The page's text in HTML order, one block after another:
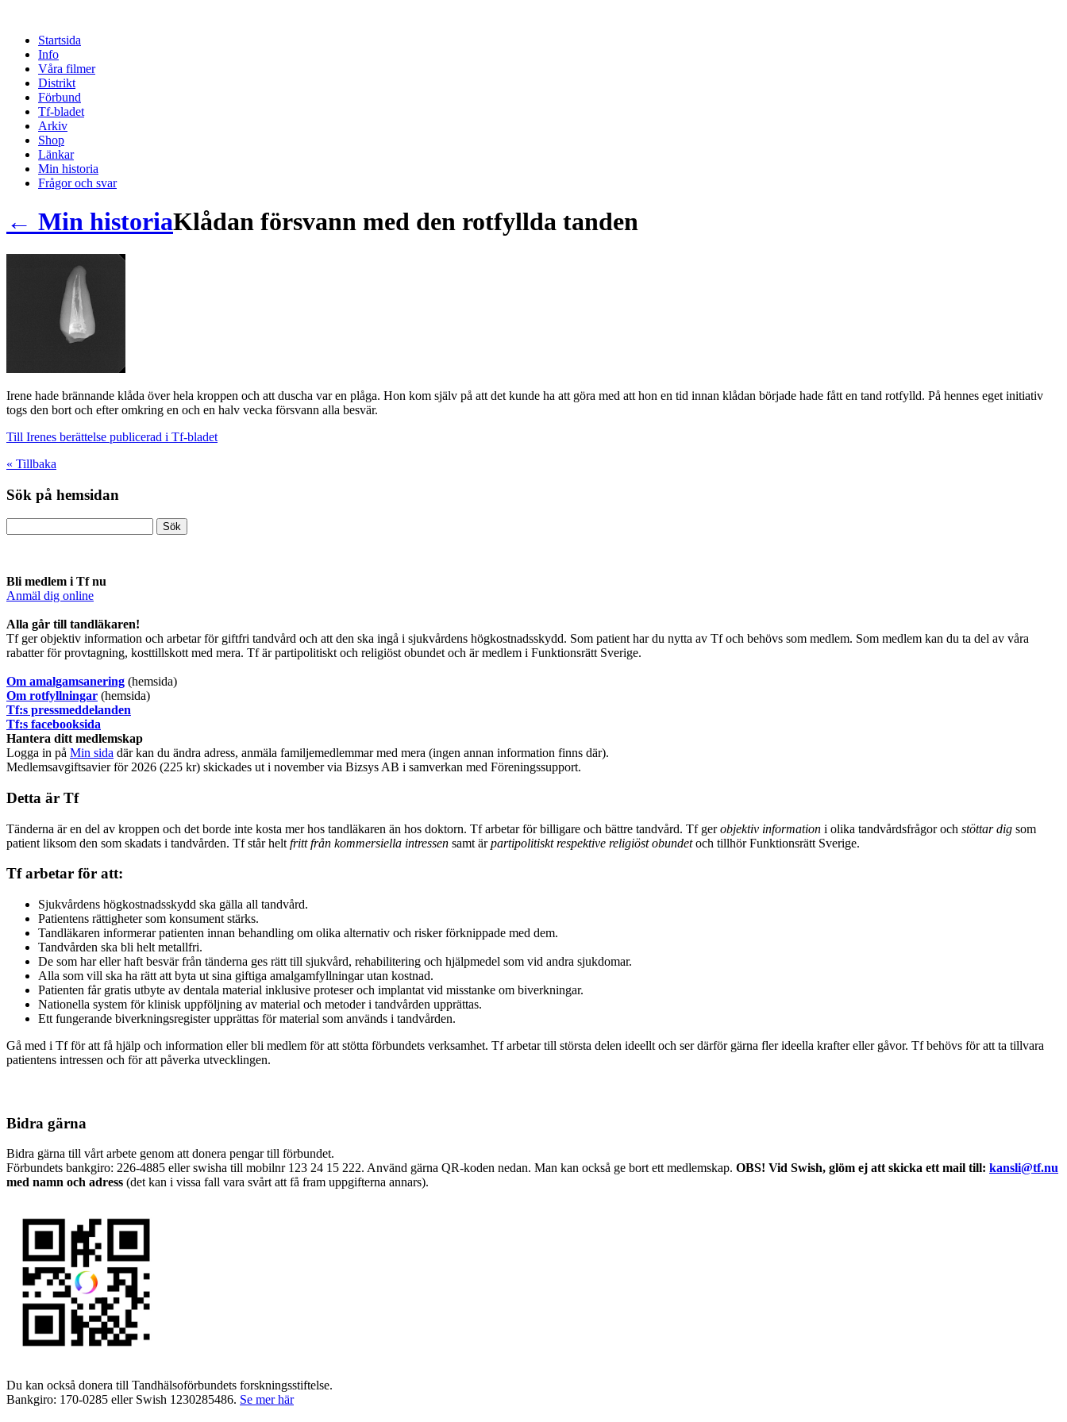
Startsida
Info
Våra filmer
Distrikt
Förbund
Tf-bladet
Arkiv
Shop
Länkar
Min historia
Frågor och svar
← Min historiaKlådan försvann med den rotfyllda tanden
Irene hade brännande klåda över hela kroppen och att duscha var en plåga. Hon kom själv på att det kunde ha att göra med att hon en tid innan klådan började hade fått en tand rotfylld. På hennes eget initiativ
togs den bort och efter omkring en och en halv vecka försvann alla besvär.
Till Irenes berättelse publicerad i Tf-bladet
« Tillbaka
Sök på hemsidan
Bli medlem i Tf nu
Anmäl dig online
​Alla går till tandläkaren!
Tf ger objektiv information och arbetar för giftfri tandvård och att den ska ingå i sjukvårdens högkostnadsskydd. Som patient har du nytta av Tf och behövs som medlem. Som medlem kan du ta del av våra
rabatter för provtagning, kosttillskott med mera. Tf är partipolitiskt och religiöst obundet och är medlem i Funktionsrätt Sverige.
Om amalgamsanering (hemsida)
Om rotfyllningar (hemsida)
​Tf:s pressmeddelanden
Tf:s facebooksida
Hantera ditt medlemskap
Logga in på Min sida där kan du ändra adress, anmäla familjemedlemmar med mera (ingen annan information finns där).
Medlemsavgiftsavier för 2026 (225 kr) skickades ut i november via Bizsys AB i samverkan med Föreningssupport.
Detta är Tf
Tänderna är en del av kroppen och det borde inte kosta mer hos tandläkaren än hos doktorn. Tf arbetar för billigare och bättre tandvård. Tf gerobjektiv information i olika tandvårdsfrågor och stöttar dig som
patient liksom den som skadats i tandvården. Tf står helt fritt från kommersiella intressen samt ärpartipolitiskt respektive religiöst obundetoch tillhör Funktionsrätt Sverige.
Tf arbetar för att:
Sjukvårdens högkostnadsskydd ska gälla all tandvård.
Patientens rättigheter som konsument stärks.
Tandläkaren informerar patienten innan behandling om olika alternativ och risker förknippade med dem.
Tandvården ska bli helt metallfri.
De som har eller haft besvär från tänderna ges rätt till sjukvård, rehabilitering och hjälpmedel som vid andra sjukdomar.
Alla som vill ska ha rätt att byta ut sina giftiga amalgamfyllningar utan kostnad.
Patienten får gratis utbyte av dentala material inklusive proteser och implantat vid misstanke om biverkningar.
Nationella system för klinisk uppföljning av material och metoder i tandvården upprättas.
Ett fungerande biverkningsregister upprättas för material som används i tandvården.
Gå med i Tf för att få hjälp och information eller bli medlem för att stötta förbundets verksamhet. Tf arbetar till största delen ideellt och ser därför gärna fler ideella krafter eller gåvor. Tf behövs för att ta tillvara
patientens intressen och för att påverka utvecklingen.
Bidra gärna
Bidra gärna till vårt arbete genom att donera pengar till förbundet.
Förbundets bankgiro: 226-4885 eller swisha till mobilnr 123 24 15 222. Använd gärna QR-koden nedan. Man kan också ge bort ett medlemskap. OBS! Vid Swish, glöm ej att skicka ett mail till: kansli@tf.nu
med namn och adress (det kan i vissa fall vara svårt att få fram uppgifterna annars).
Du kan också donera till Tandhälsoförbundets forskningsstiftelse.
Bankgiro: 170-0285 eller Swish 1230285486. Se mer här